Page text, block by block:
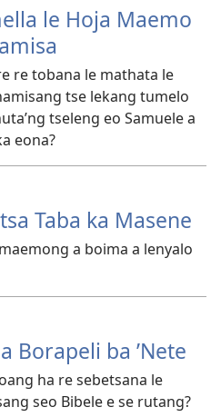
le Hoja Maemo
re tobana le mathata le
tse lekang tumelo
tseleng eo Samuele a
eona?
Taba ka Masene
a boima a lenyalo
Borapeli ba ’Nete
ha re sebetsana le
seo Bibele e se rutang?